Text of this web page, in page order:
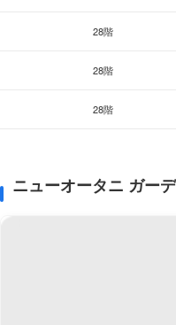
28階
28階
28階
ニューオータニ ガー